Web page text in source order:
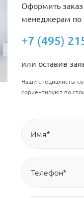
Оформить
менеджерам по
+7 (495)
или оставив
Наши специалисты
сориентируют по